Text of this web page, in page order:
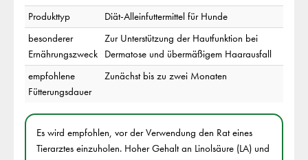
Produkttyp
Diät-Alleinfuttermittel für Hunde
besonderer
Ernährungszweck
Zur Unterstützung der Hautfunktion bei
Dermatose und übermäßigem Haarausfall
empfohlene
Fütterungsdauer
Zunächst bis zu zwei Monaten
Es wird empfohlen, vor der Verwendung den Rat eines
Tierarztes einzuholen. Hoher Gehalt an Linolsäure (LA) und